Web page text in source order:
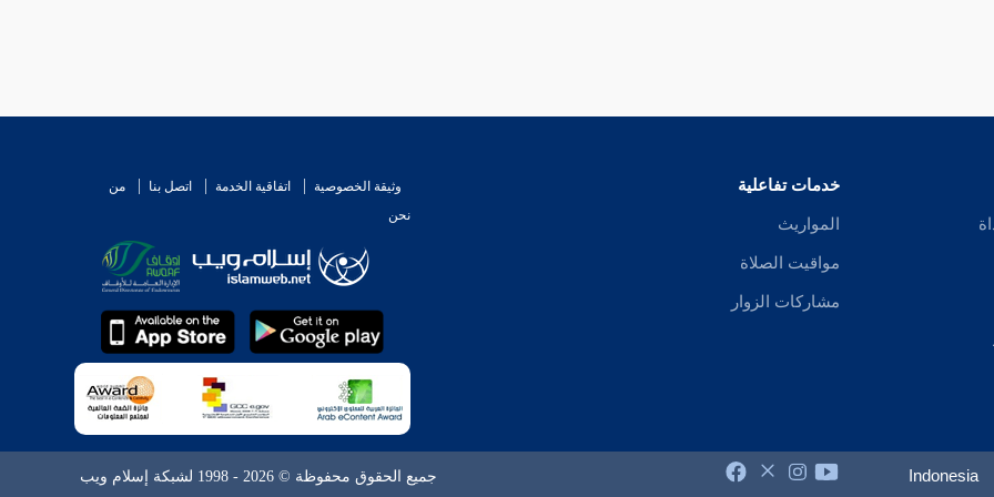
خدمات تفاعلية
المواريث
مواقيت الصلاة
مشاركات الزوار
وثيقة الخصوصية اتفاقية الخدمة اتصل بنا
من
نحن
Indonesia جميع الحقوق محفوظة © 2026 - 1998 لشبكة إسلام ويب